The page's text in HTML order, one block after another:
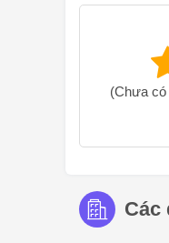
(Chưa có
Các